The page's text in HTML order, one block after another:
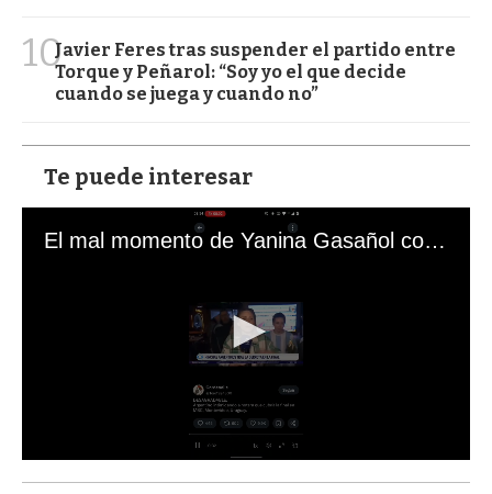
10Javier Feres tras suspender el partido entre
Torque y Peñarol: “Soy yo el que decide
cuando se juega y cuando no”
Te puede interesar
El mal momento de Yanina Gasañol con un hincha argentino en "Subrayado"
s